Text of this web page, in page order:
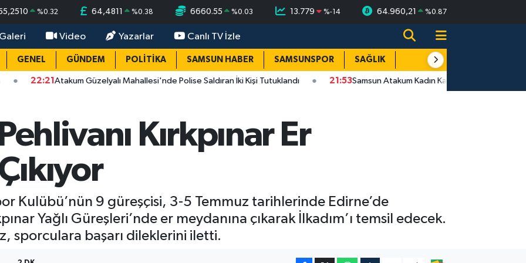
%0.32 64,4811 %0.38 6660.55 %0.03 13.779 %-14 64.960,21 %0.87
Video Yazarlar Canlı TV İzle
GENEL GÜNDEM POLİTİKA SAMSUN HABER SAMSUNSPOR SAĞLIK TEKNOLOJİ
Atakum Güzelyalı Mahallesi'nde Polise Saldıran İki Kişi Tutuklandı 21:53Samsun Atakum Kadın Kavgası Bıçaklı | Zanlı Tutuklandı
Pehlivanı Kırkpınar Er
Kulübü’nün 9 güreşçisi, 3-5 Temmuz tarihlerinde Edirne’de
Yağlı Güreşleri’nde er meydanına çıkarak İlkadım’ı temsil edecek.
sporculara başarı dileklerini iletti.